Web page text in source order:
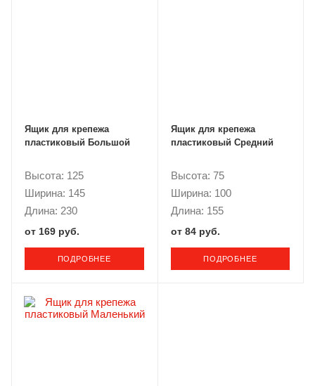
Ящик для крепежа
пластиковый Большой
Высота: 125
Ширина: 145
Длина: 230
от 169 руб.
ПОДРОБНЕЕ
Ящик для крепежа
пластиковый Средний
Высота: 75
Ширина: 100
Длина: 155
от 84 руб.
ПОДРОБНЕЕ